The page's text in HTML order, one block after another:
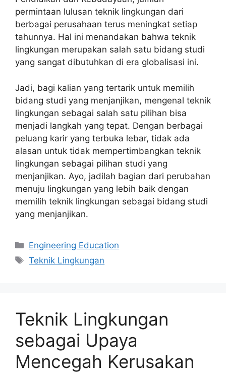
permintaan lulusan teknik lingkungan dari
berbagai perusahaan terus meningkat setiap
tahunnya. Hal ini menandakan bahwa teknik
lingkungan merupakan salah satu bidang studi
yang sangat dibutuhkan di era globalisasi ini.
Jadi, bagi kalian yang tertarik untuk memilih
bidang studi yang menjanjikan, mengenal teknik
lingkungan sebagai salah satu pilihan bisa
menjadi langkah yang tepat. Dengan berbagai
peluang karir yang terbuka lebar, tidak ada
alasan untuk tidak mempertimbangkan teknik
lingkungan sebagai pilihan studi yang
menjanjikan. Ayo, jadilah bagian dari perubahan
menuju lingkungan yang lebih baik dengan
memilih teknik lingkungan sebagai bidang studi
yang menjanjikan.
Kategori
Engineering Education
Tag
Teknik Lingkungan
Teknik Lingkungan
sebagai Upaya
Mencegah Kerusakan